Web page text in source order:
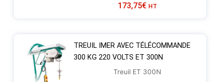
173,75€ HT
TREUIL IMER AVEC TÉLÉCOMMANDE
300 KG 220 VOLTS ET 300N
Treuil ET 300N